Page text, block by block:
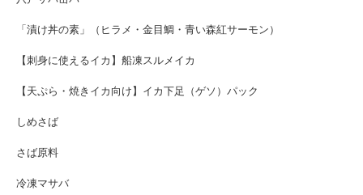
「漬け丼の素」（ヒラメ・金目鯛・青い森紅サーモン）
【刺身に使えるイカ】船凍スルメイカ
【天ぷら・焼きイカ向け】イカ下足（ゲソ）パック
しめさば
さば原料
冷凍マサバ